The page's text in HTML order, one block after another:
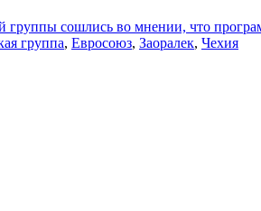
сошлись во мнении, что
группа, Евросоюз, Заоралек, Чехия